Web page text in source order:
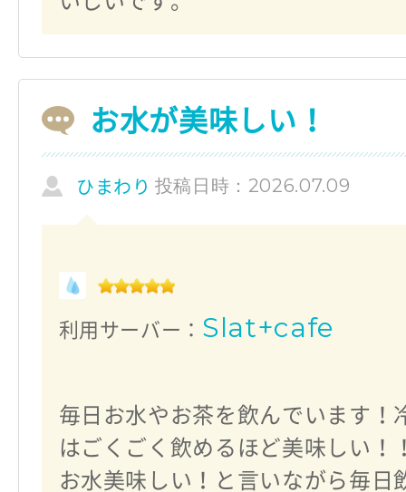
お水が美味しい！
ひまわり 投稿日時：2026.07.09
利用サーバー： Slat+cafe
毎日お水やお茶を飲んでいます！
はごくごく飲めるほど美味しい！
お水美味しい！と言いながら毎日